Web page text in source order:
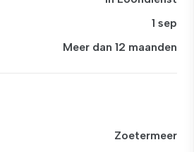
1 sep
Meer dan 12 maanden
Zoetermeer